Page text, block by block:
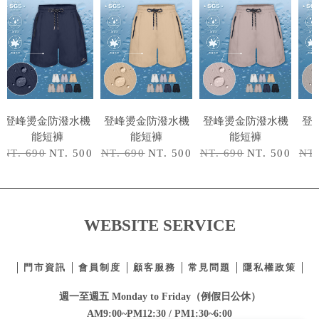
登峰燙金防潑水機
能短褲
NT. 690 NT. 500
登峰燙金防潑水機
能短褲
NT. 690 NT. 500
登峰燙金防潑水機
能短褲
NT. 690 NT. 500
登
WEBSITE SERVICE
門市資訊 會員制度 顧客服務 常見問題 隱私權政策
週一至週五 Monday to Friday（例假日公休）
AM9:00~PM12:30 / PM1:30~6:00